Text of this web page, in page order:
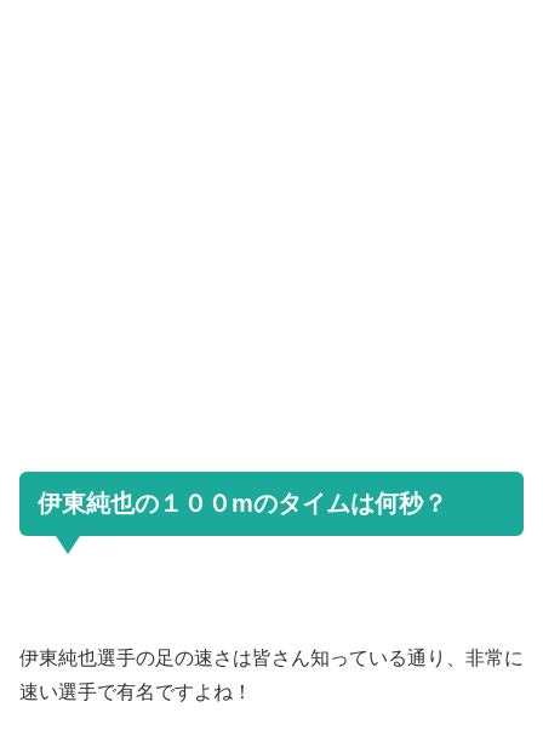
伊東純也の１００mのタイムは何秒？
伊東純也選手の足の速さは皆さん知っている通り、非常に
速い選手で有名ですよね！